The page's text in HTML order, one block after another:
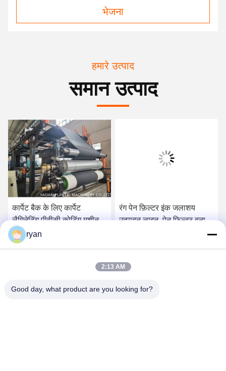
भेजना
हमारे उत्पाद
समान उत्पाद
कार्पेट बैक के लिए कार्पेट
लैमिनेटिंग पीवीसी कोटिंग मशीन
रंग पेन फ़िल्टर इंक जलाशय
उत्पादन लाइन, पेन फ़िल्टर बनाने
ryan
2:13 AM
Good day, what product are you looking for?